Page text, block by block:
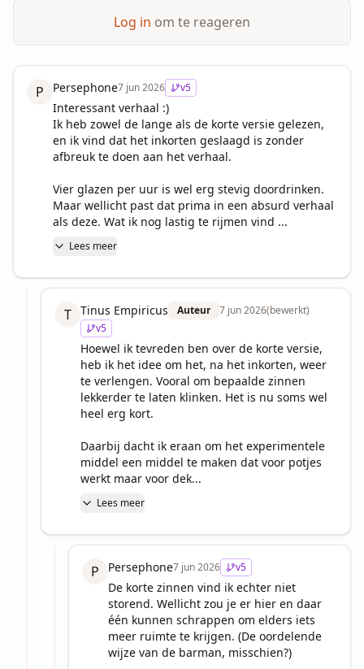
Log in om te reageren
P Persephone7 jun 2026 v5
Interessant verhaal :)
Ik heb zowel de lange als de korte versie gelezen,
en ik vind dat het inkorten geslaagd is zonder
afbreuk te doen aan het verhaal.
Vier glazen per uur is wel erg stevig doordrinken.
Maar wellicht past dat prima in een absurd verhaal
als deze. Wat ik nog lastig te rijmen vind ...
Lees meer
T Tinus Empiricus Auteur 7 jun 2026(bewerkt)
v5
Hoewel ik tevreden ben over de korte versie,
heb ik het idee om het, na het inkorten, weer
te verlengen. Vooral om bepaalde zinnen
lekkerder te laten klinken. Het is nu soms wel
heel erg kort.
Daarbij dacht ik eraan om het experimentele
middel een middel te maken dat voor potjes
werkt maar voor dek...
Lees meer
P Persephone7 jun 2026 v5
De korte zinnen vind ik echter niet
storend. Wellicht zou je er hier en daar
één kunnen schrappen om elders iets
meer ruimte te krijgen. (De oordelende
wijze van de barman, misschien?)